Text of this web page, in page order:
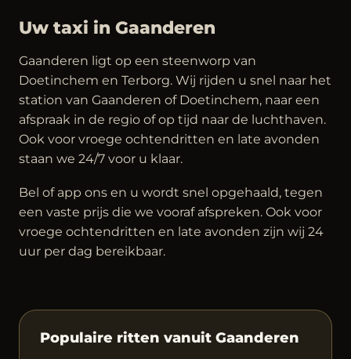
Uw taxi in Gaanderen
Gaanderen ligt op een steenworp van
Doetinchem en Terborg. Wij rijden u snel naar het
station van Gaanderen of Doetinchem, naar een
afspraak in de regio of op tijd naar de luchthaven.
Ook voor vroege ochtendritten en late avonden
staan we 24/7 voor u klaar.
Bel of app ons en u wordt snel opgehaald, tegen
een vaste prijs die we vooraf afspreken. Ook voor
vroege ochtendritten en late avonden zijn wij 24
uur per dag bereikbaar.
Populaire ritten vanuit Gaanderen